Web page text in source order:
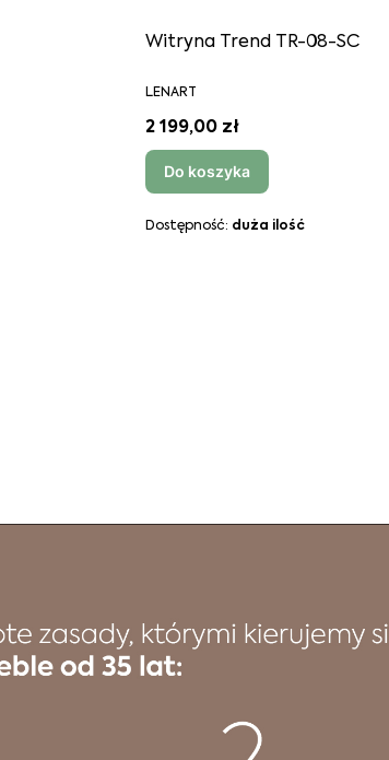
Witryna Trend TR-08-SC
LENART
2 199,00 zł
Do koszyka
Dostępność: duża ilość